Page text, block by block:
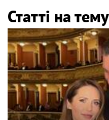
Статті на тему